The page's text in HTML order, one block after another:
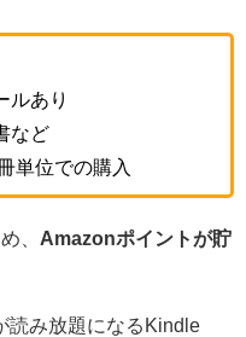
ルあり
など
単位での購入
、 Amazonポイントが貯
読み放題になるKindle